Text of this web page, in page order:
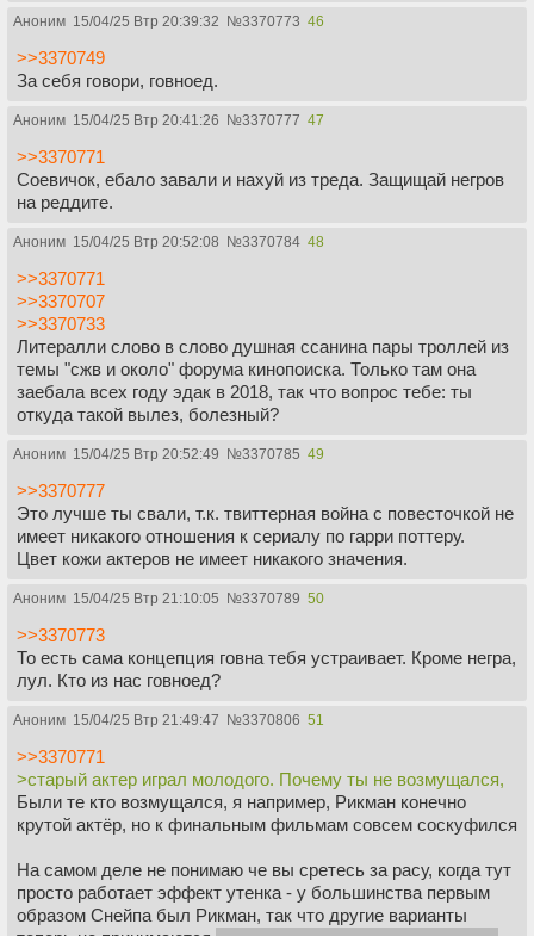
Аноним 15/04/25 Втр 20:39:32 №3370773 46
>>3370749
За себя говори, говноед.
Аноним 15/04/25 Втр 20:41:26 №3370777 47
>>3370771
Соевичок, ебало завали и нахуй из треда. Защищай негров
на реддите.
Аноним 15/04/25 Втр 20:52:08 №3370784 48
>>3370771
>>3370707
>>3370733
Литералли слово в слово душная ссанина пары троллей из
темы "сжв и около" форума кинопоиска. Только там она
заебала всех году эдак в 2018, так что вопрос тебе: ты
откуда такой вылез, болезный?
Аноним 15/04/25 Втр 20:52:49 №3370785 49
>>3370777
Это лучше ты свали, т.к. твиттерная война с повесточкой не
имеет никакого отношения к сериалу по гарри поттеру.
Цвет кожи актеров не имеет никакого значения.
Аноним 15/04/25 Втр 21:10:05 №3370789 50
>>3370773
То есть сама концепция говна тебя устраивает. Кроме негра,
лул. Кто из нас говноед?
Аноним 15/04/25 Втр 21:49:47 №3370806 51
>>3370771
>старый актер играл молодого. Почему ты не возмущался,
Были те кто возмущался, я например, Рикман конечно
крутой актёр, но к финальным фильмам совсем соскуфился
На самом деле не понимаю че вы сретесь за расу, когда тут
просто работает эффект утенка - у большинства первым
образом Снейпа был Рикман, так что другие варианты